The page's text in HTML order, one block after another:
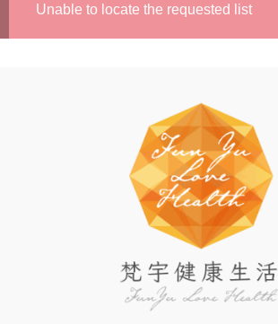
Unable to locate the requested list